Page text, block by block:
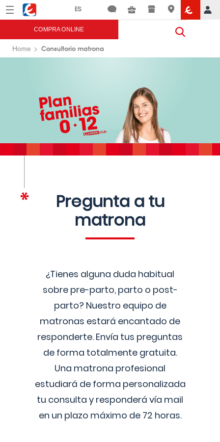
Menú Eroski
COMPRA ONLINE
Home Consultorio matrona
Pregunta a tu
matrona
¿Tienes alguna duda habitual
sobre pre-parto, parto o post-
parto? Nuestro equipo de
matronas estará encantado de
responderte. Envía tus preguntas
de forma totalmente gratuita.
Una matrona profesional
estudiará de forma personalizada
tu consulta y responderá vía mail
en un plazo máximo de 72 horas.